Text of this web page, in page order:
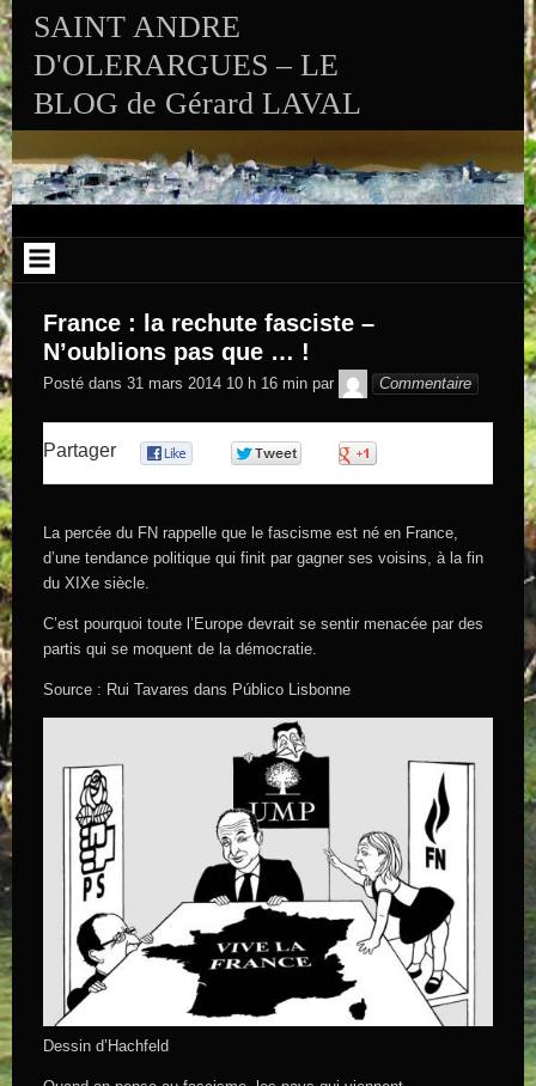
SAINT ANDRE
D'OLERARGUES – LE
BLOG de Gérard LAVAL
France : la rechute fasciste –
N’oublions pas que … !
Posté dans 31 mars 2014 10 h 16 min par
GEGE DE
SAINTAND
Commentaire
Partager
La percée du FN rappelle que le fascisme est né en France,
d’une tendance politique qui finit par gagner ses voisins, à la fin
du XIXe siècle.
C’est pourquoi toute l’Europe devrait se sentir menacée par des
partis qui se moquent de la démocratie.
Source : Rui Tavares dans Público Lisbonne
Dessin d’Hachfeld